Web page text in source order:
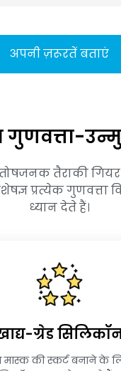
अपनी ज़रूरतें बताएं
गुणवत्ता-
तैराकी
प्रत्येक गुणवत्ता
ध्यान देते हैं।
ग्रेड
मास्क की स्कर्ट बनाने के